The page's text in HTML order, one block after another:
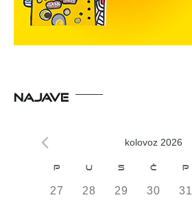
NAJAVE
kolovoz 2026
Kalendar
od
P U S Č P
0
27
0
28
0
29
0
30
0
31